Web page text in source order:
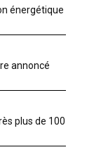
énergétique
annoncé
plus de 100